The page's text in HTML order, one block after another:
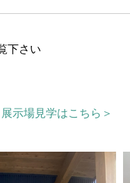
下さい
示場見学はこちら＞